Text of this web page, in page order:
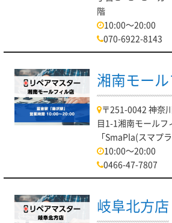
まず最初は、修理メニューです！
当店ではPC修理を幅広く対応させていた
・液晶交換
・起動不良
・バッテリー交換
・データ救出
等をはじめとする様々な修理メニューを
当店ではノートパソコンやデスクトップ
パーツの経年劣化によるパソコンの不調
談ください。
階
10:00～20:00
070-6922-8143
湘南モー
〒251-0042 神奈
目1-1湘南モールフ
「SmaPla(スマプ
10:00～20:00
0466-47-7807
岐阜北方店